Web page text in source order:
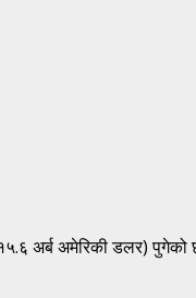
अर्ब अमेरिकी डलर)